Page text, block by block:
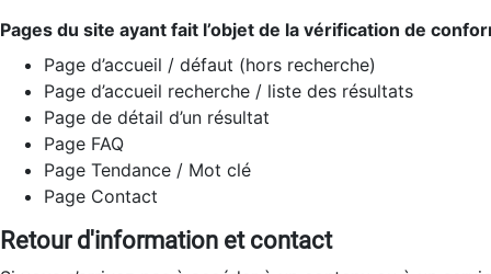
Pages du site ayant fait l’objet de la vérification de
Page d’accueil / défaut (hors recherche)
Page d’accueil recherche / liste des résultats
Page de détail d’un résultat
Page FAQ
Page Tendance / Mot clé
Page Contact
Retour d'information et contact